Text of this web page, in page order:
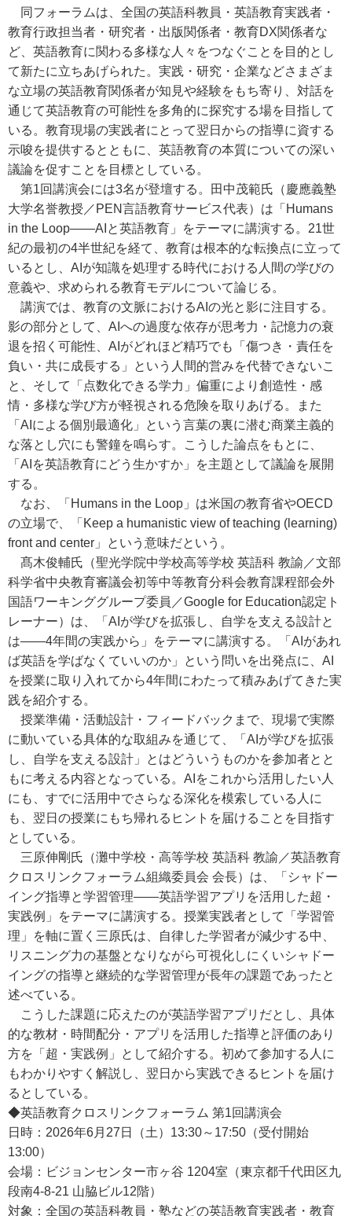
同フォーラムは、全国の英語科教員・英語教育実践者・
教育行政担当者・研究者・出版関係者・教育DX関係者な
ど、英語教育に関わる多様な人々をつなぐことを目的とし
て新たに立ちあげられた。実践・研究・企業などさまざま
な立場の英語教育関係者が知見や経験をもち寄り、対話を
通じて英語教育の可能性を多角的に探究する場を目指して
いる。教育現場の実践者にとって翌日からの指導に資する
示唆を提供するとともに、英語教育の本質についての深い
議論を促すことを目標としている。
第1回講演会には3名が登壇する。田中茂範氏（慶應義塾
大学名誉教授／PEN言語教育サービス代表）は「Humans
in the Loop――AIと英語教育」をテーマに講演する。21世
紀の最初の4半世紀を経て、教育は根本的な転換点に立って
いるとし、AIが知識を処理する時代における人間の学びの
意義や、求められる教育モデルについて論じる。
講演では、教育の文脈におけるAIの光と影に注目する。
影の部分として、AIへの過度な依存が思考力・記憶力の衰
退を招く可能性、AIがどれほど精巧でも「傷つき・責任を
負い・共に成長する」という人間的営みを代替できないこ
と、そして「点数化できる学力」偏重により創造性・感
情・多様な学び方が軽視される危険を取りあげる。また
「AIによる個別最適化」という言葉の裏に潜む商業主義的
な落とし穴にも警鐘を鳴らす。こうした論点をもとに、
「AIを英語教育にどう生かすか」を主題として議論を展開
する。
なお、「Humans in the Loop」は米国の教育省やOECD
の立場で、「Keep a humanistic view of teaching (learning)
front and center」という意味だという。
髙木俊輔氏（聖光学院中学校高等学校 英語科 教諭／文部
科学省中央教育審議会初等中等教育分科会教育課程部会外
国語ワーキンググループ委員／Google for Education認定ト
レーナー）は、「AIが学びを拡張し、自学を支える設計と
は――4年間の実践から」をテーマに講演する。「AIがあれ
ば英語を学ばなくていいのか」という問いを出発点に、AI
を授業に取り入れてから4年間にわたって積みあげてきた実
践を紹介する。
授業準備・活動設計・フィードバックまで、現場で実際
に動いている具体的な取組みを通じて、「AIが学びを拡張
し、自学を支える設計」とはどういうものかを参加者とと
もに考える内容となっている。AIをこれから活用したい人
にも、すでに活用中でさらなる深化を模索している人に
も、翌日の授業にもち帰れるヒントを届けることを目指す
としている。
三原伸剛氏（灘中学校・高等学校 英語科 教諭／英語教育
クロスリンクフォーラム組織委員会 会長）は、「シャドー
イング指導と学習管理――英語学習アプリを活用した超・
実践例」をテーマに講演する。授業実践者として「学習管
理」を軸に置く三原氏は、自律した学習者が減少する中、
リスニング力の基盤となりながら可視化しにくいシャドー
イングの指導と継続的な学習管理が長年の課題であったと
述べている。
こうした課題に応えたのが英語学習アプリだとし、具体
的な教材・時間配分・アプリを活用した指導と評価のあり
方を「超・実践例」として紹介する。初めて参加する人に
もわかりやすく解説し、翌日から実践できるヒントを届け
るとしている。
◆英語教育クロスリンクフォーラム 第1回講演会
日時：2026年6月27日（土）13:30～17:50（受付開始
13:00）
会場：ビジョンセンター市ヶ谷 1204室（東京都千代田区九
段南4-8-21 山脇ビル12階）
対象：全国の英語科教員・塾などの英語教育実践者・教育